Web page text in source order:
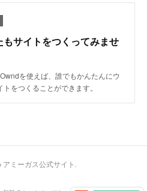
もサイトをつくってみませ
を使えば、誰でもかんたんにウ
トをつくることができます。
アミーガス公式サイト .